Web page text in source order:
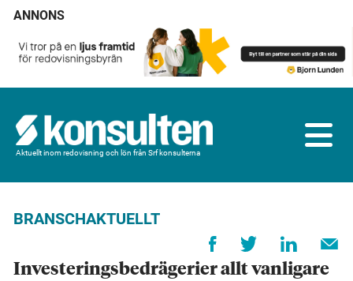
ANNONS
Aktuellt inom redovisning och lön från Srf konsulterna
BRANSCHAKTUELLT
Investeringsbedrägerier allt vanligare